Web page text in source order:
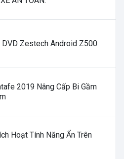
DVD Zestech Android Z500
2019 Nâng Cấp Bi Gầm
Hoạt Tính Năng Ẩn Trên